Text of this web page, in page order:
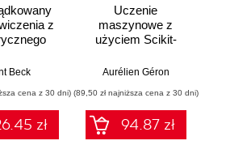
z
Beck
cena z 30 dni)
zł
Uczenie
maszynowe z
użyciem Scikit-
TensorFlow.
Aurélien Géron
(89,50 zł najniższa cena z 30 dni)
94.87 zł